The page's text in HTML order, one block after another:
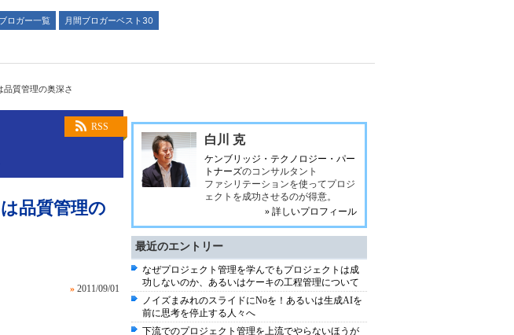
ブロガー一覧
月間ブロガーベスト30
品質管理の奥深さ
RSS
品質管理の
» 2011/09/01
白川 克
ケンブリッジ・テクノロジー・パー
トナーズのコンサルタント
ファシリテーションを使ってプロジ
ェクトを成功させるのが得意。
» 詳しいプロフィール
最近のエントリー
なぜプロジェクト管理を学んでもプロジェクトは成
功しないのか、あるいはケーキの工程管理について
ノイズまみれのスライドにNoを！あるいは生成AIを
前に思考を停止する人々へ
下流でのプロジェクト管理を上流でやらないほうが